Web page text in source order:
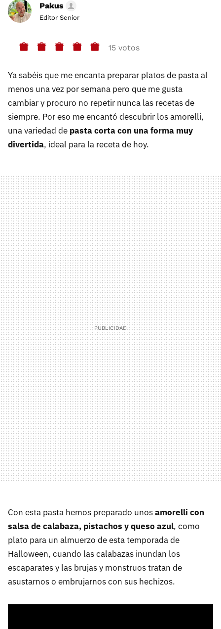
Pakus
Editor Senior
15 votos
Ya sabéis que me encanta preparar platos de pasta al
menos una vez por semana pero que me gusta
cambiar y procuro no repetir nunca las recetas de
siempre. Por eso me encantó descubrir los amorelli,
una variedad de pasta corta con una forma muy
divertida, ideal para la receta de hoy.
Con esta pasta hemos preparado unosamorelli con
salsa de calabaza, pistachos y queso azul, como
plato para un almuerzo de esta temporada de
Halloween, cuando las calabazas inundan los
escaparates y las brujas y monstruos tratan de
asustarnos o embrujarnos con sus hechizos.